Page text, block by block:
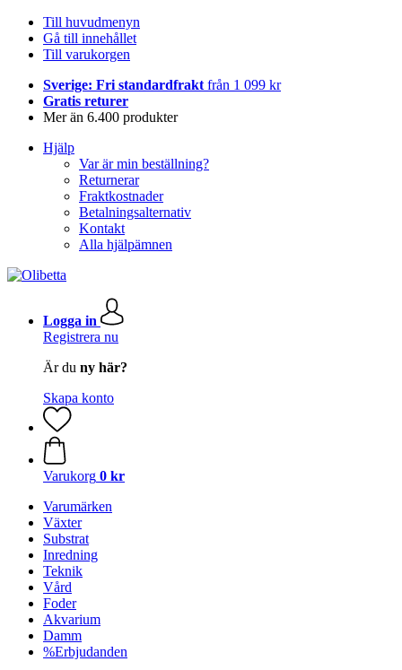
Till huvudmenyn
Gå till innehållet
Till varukorgen
Sverige: Fri standardfrakt från 1 099 kr
Gratis returer
Mer än 6.400 produkter
Hjälp
Var är min beställning?
Returnerar
Fraktkostnader
Betalningsalternativ
Kontakt
Alla hjälpämnen
Logga in
Registrera nu
Är du ny här?
Skapa konto
Varukorg 0 kr
Varumärken
Växter
Substrat
Inredning
Teknik
Vård
Foder
Akvarium
Damm
%Erbjudanden